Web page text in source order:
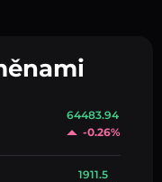
64483.94
-0.26%
1911.5